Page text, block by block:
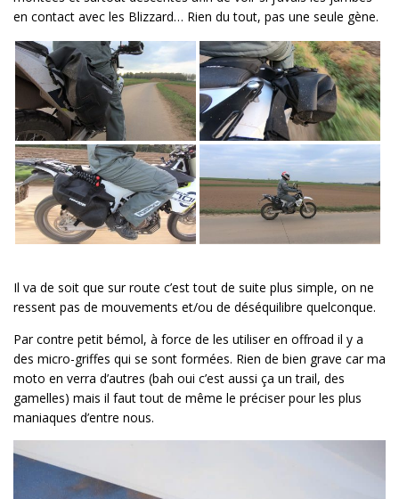
en contact avec les Blizzard… Rien du tout, pas une seule gène.
Il va de soit que sur route c’est tout de suite plus simple, on ne
ressent pas de mouvements et/ou de déséquilibre quelconque.
Par contre petit bémol, à force de les utiliser en offroad il y a
des micro-griffes qui se sont formées. Rien de bien grave car ma
moto en verra d’autres (bah oui c’est aussi ça un trail, des
gamelles) mais il faut tout de même le préciser pour les plus
maniaques d’entre nous.